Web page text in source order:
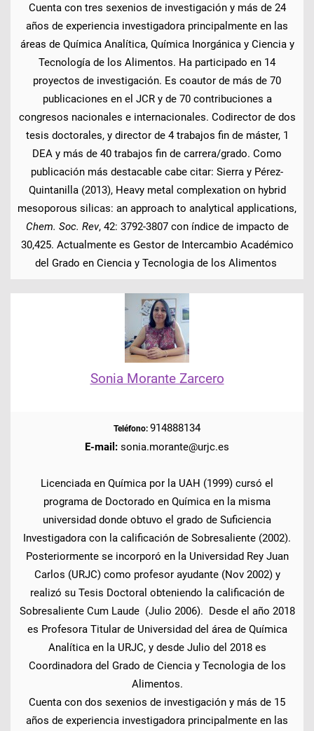
Cuenta con tres sexenios de investigación y más de 24
años de experiencia investigadora principalmente en las
áreas de Química Analítica, Química Inorgánica y Ciencia y
Tecnología de los Alimentos. Ha participado en 14
proyectos de investigación. Es coautor de más de 70
publicaciones en el JCR y de 70 contribuciones a
congresos nacionales e internacionales. Codirector de dos
tesis doctorales, y director de 4 trabajos fin de máster, 1
DEA y más de 40 trabajos fin de carrera/grado. Como
publicación más destacable cabe citar: Sierra y Pérez-
Quintanilla (2013), Heavy metal complexation on hybrid
mesoporous silicas: an approach to analytical applications,
Chem. Soc. Rev, 42: 3792-3807 con índice de impacto de
30,425. Actualmente es Gestor de Intercambio Académico
del Grado en Ciencia y Tecnologia de los Alimentos
Sonia Morante Zarcero
Teléfono: 914888134
E-mail: sonia.morante@urjc.es
Licenciada en Química por la UAH (1999) cursó el
programa de Doctorado en Química en la misma
universidad donde obtuvo el grado de Suficiencia
Investigadora con la calificación de Sobresaliente (2002).
Posteriormente se incorporó en la Universidad Rey Juan
Carlos (URJC) como profesor ayudante (Nov 2002) y
realizó su Tesis Doctoral obteniendo la calificación de
Sobresaliente Cum Laude (Julio 2006). Desde el año 2018
es Profesora Titular de Universidad del área de Química
Analítica en la URJC, y desde Julio del 2018 es
Coordinadora del Grado de Ciencia y Tecnologia de los
Alimentos.
Cuenta con dos sexenios de investigación y más de 15
años de experiencia investigadora principalmente en las